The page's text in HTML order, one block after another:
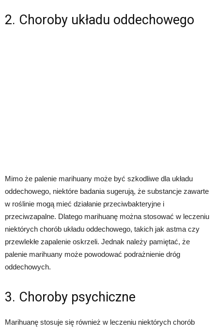
2. Choroby układu oddechowego
Mimo że palenie marihuany może być szkodliwe dla układu
oddechowego, niektóre badania sugerują, że substancje zawarte
w roślinie mogą mieć działanie przeciwbakteryjne i
przeciwzapalne. Dlatego marihuanę można stosować w leczeniu
niektórych chorób układu oddechowego, takich jak astma czy
przewlekłe zapalenie oskrzeli. Jednak należy pamiętać, że
palenie marihuany może powodować podrażnienie dróg
oddechowych.
3. Choroby psychiczne
Marihuanę stosuje się również w leczeniu niektórych chorób